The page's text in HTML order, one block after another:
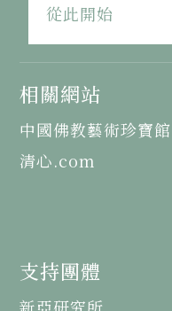
從此開始
相關網站
中國佛教藝術珍寶館
清心.com
支持團體